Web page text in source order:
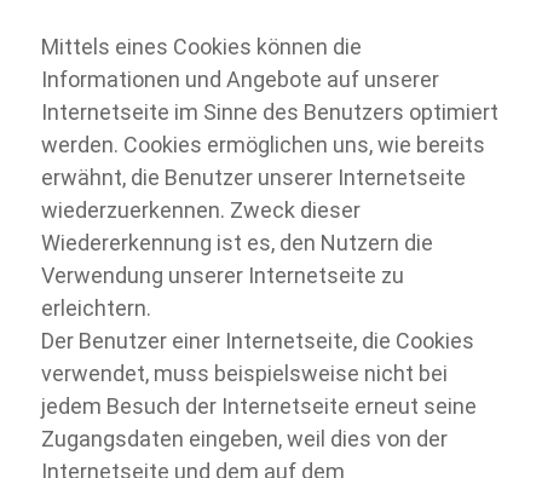
Mittels eines Cookies können die
Informationen und Angebote auf unserer
Internetseite im Sinne des Benutzers optimiert
werden. Cookies ermöglichen uns, wie bereits
erwähnt, die Benutzer unserer Internetseite
wiederzuerkennen. Zweck dieser
Wiedererkennung ist es, den Nutzern die
Verwendung unserer Internetseite zu
erleichtern.
Der Benutzer einer Internetseite, die Cookies
verwendet, muss beispielsweise nicht bei
jedem Besuch der Internetseite erneut seine
Zugangsdaten eingeben, weil dies von der
Internetseite und dem auf dem